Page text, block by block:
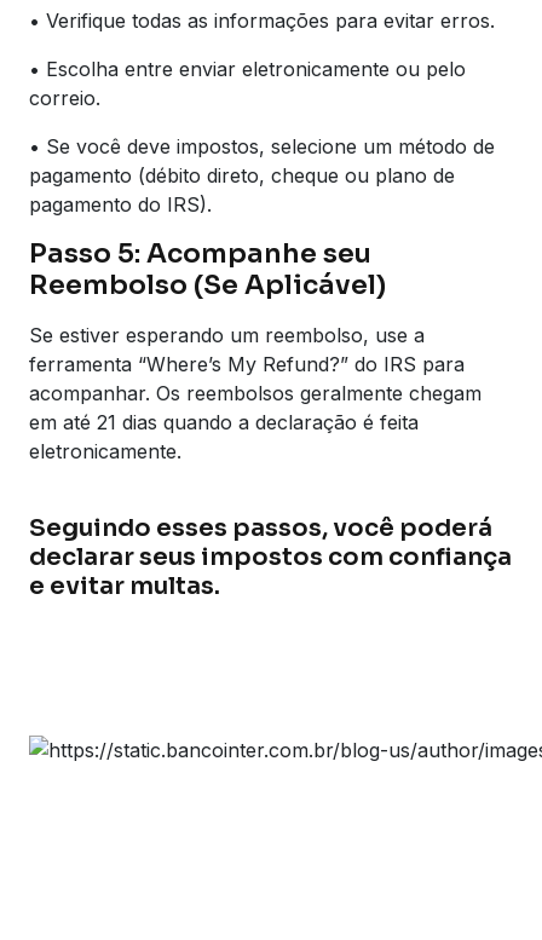
• Verifique todas as informações para evitar erros.
• Escolha entre enviar eletronicamente ou pelo
correio.
• Se você deve impostos, selecione um método de
pagamento (débito direto, cheque ou plano de
pagamento do IRS).
Passo 5: Acompanhe seu
Reembolso (Se Aplicável)
Se estiver esperando um reembolso, use a
ferramenta “Where’s My Refund?” do IRS para
acompanhar. Os reembolsos geralmente chegam
em até 21 dias quando a declaração é feita
eletronicamente.
Seguindo esses passos, você poderá
declarar seus impostos com confiança
e evitar multas.